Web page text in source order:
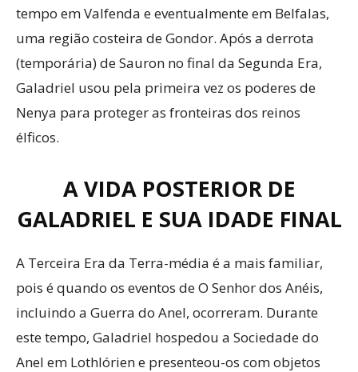
tempo em Valfenda e eventualmente em Belfalas,
uma região costeira de Gondor. Após a derrota
(temporária) de Sauron no final da Segunda Era,
Galadriel usou pela primeira vez os poderes de
Nenya para proteger as fronteiras dos reinos
élficos.
A VIDA POSTERIOR DE
GALADRIEL E SUA IDADE FINAL
A Terceira Era da Terra-média é a mais familiar,
pois é quando os eventos de O Senhor dos Anéis,
incluindo a Guerra do Anel, ocorreram. Durante
este tempo, Galadriel hospedou a Sociedade do
Anel em Lothlórien e presenteou-os com objetos